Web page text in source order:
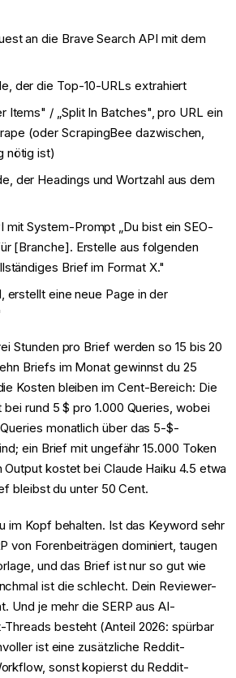
an die Brave Search API mit dem
der die Top-10-URLs extrahiert
Items" / „Split In Batches", pro URL ein
(oder ScrapingBee dazwischen,
nötig ist)
der Headings und Wortzahl aus dem
mit System-Prompt „Du bist ein SEO-
[Branche]. Erstelle aus folgenden
Brief im Format X."
erstellt eine neue Page in der
Stunden pro Brief werden so 15 bis 20
Briefs im Monat gewinnst du 25
Kosten bleiben im Cent-Bereich: Die
bei rund 5 $ pro 1.000 Queries, wobei
monatlich über das 5-$-
ein Brief mit ungefähr 15.000 Token
Output kostet bei Claude Haiku 4.5 etwa
bleibst du unter 50 Cent.
im Kopf behalten. Ist das Keyword sehr
von Forenbeiträgen dominiert, taugen
und das Brief ist nur so gut wie
ist die schlecht. Dein Reviewer-
Und je mehr die SERP aus AI-
besteht (Anteil 2026: spürbar
ist eine zusätzliche Reddit-
sonst kopierst du Reddit-